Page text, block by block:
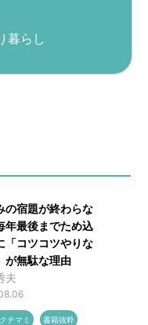
暮らし
の宿題が終わらな
年最後までため込
「コツコツやりな
が無駄な理由
夫
チマミ 書籍抜粋